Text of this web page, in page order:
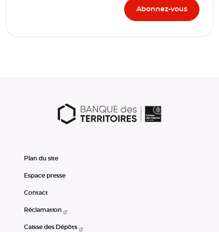
Plan du site
Espace presse
Contact
Réclamation
Caisse des Dépôts